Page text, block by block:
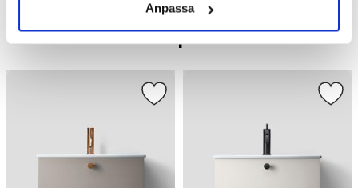
Anpassa
Liknande produkter